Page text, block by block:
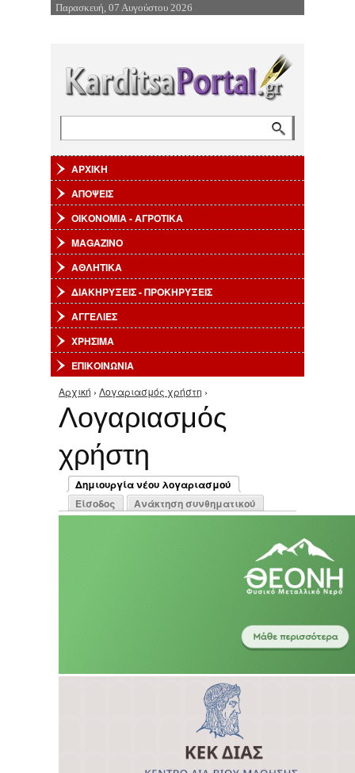
Επιστροφή στην Πλοήγηση
Παρασκευή, 07 Αυγούστου 2026
ΑΡΧΙΚΗ
ΑΠΟΨΕΙΣ
ΟΙΚΟΝΟΜΙΑ - ΑΓΡΟΤΙΚΑ
MAGAZINO
ΑΘΛΗΤΙΚΑ
ΔΙΑΚΗΡΥΞΕΙΣ - ΠΡΟΚΗΡΥΞΕΙΣ
ΑΓΓΕΛΙΕΣ
ΧΡΗΣΙΜΑ
ΕΠΙΚΟΙΝΩΝΙΑ
Είστε εδώ
Αρχική › Λογαριασμός χρήστη ›
Λογαριασμός
χρήστη
Πρωτεύουσες καρτέλες
Δημιουργία νέου λογαριασμού
(ενεργή καρτέλα)
Είσοδος Ανάκτηση συνθηματικού